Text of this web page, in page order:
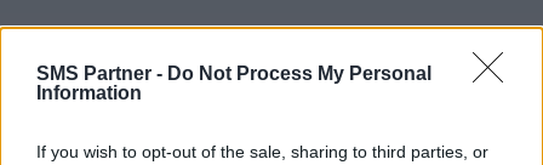
SMS Partner - Do Not Process My Personal
Information
If you wish to opt-out of the sale, sharing to third parties, or
Essayez SMS Partner